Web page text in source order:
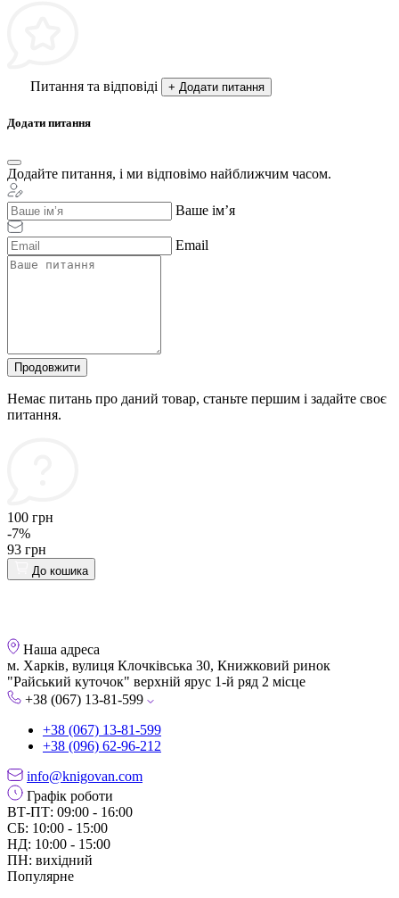
Питання та відповіді + Додати питання
Додати питання
Додайте питання, і ми відповімо найближчим часом.
Ваше ім’я
Email
Продовжити
Немає питань про даний товар, станьте першим і задайте своє
питання.
100 грн
-7%
93 грн
До кошика
Наша адреса
м. Харків, вулиця Клочківська 30, Книжковий ринок
"Райський куточок" верхній ярус 1-й ряд 2 місце
+38 (067) 13-81-599
+38 (067) 13-81-599
+38 (096) 62-96-212
info@knigovan.com
Графік роботи
ВТ-ПТ: 09:00 - 16:00
СБ: 10:00 - 15:00
НД: 10:00 - 15:00
ПН: вихідний
Популярне